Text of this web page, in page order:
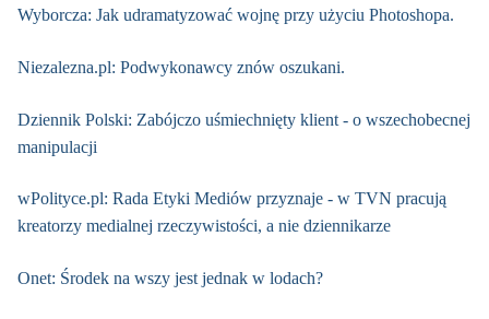
Wyborcza: Jak udramatyzować wojnę przy użyciu Photoshopa.
Niezalezna.pl: Podwykonawcy znów oszukani.
Dziennik Polski: Zabójczo uśmiechnięty klient - o wszechobecnej
manipulacji
wPolityce.pl: Rada Etyki Mediów przyznaje - w TVN pracują
kreatorzy medialnej rzeczywistości, a nie dziennikarze
Onet: Środek na wszy jest jednak w lodach?